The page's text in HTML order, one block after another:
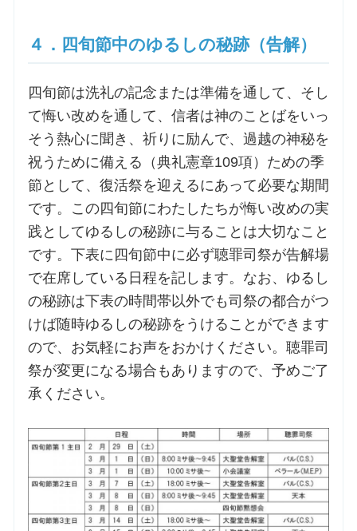
４．四旬節中のゆるしの秘跡（告解）
四旬節は洗礼の記念または準備を通して、そし
て悔い改めを通して、信者は神のことばをいっ
そう熱心に聞き、祈りに励んで、過越の神秘を
祝うために備える（典礼憲章109項）ための季
節として、復活祭を迎えるにあって必要な期間
です。この四旬節にわたしたちが悔い改めの実
践としてゆるしの秘跡に与ることは大切なこと
です。下表に四旬節中に必ず聴罪司祭が告解場
で在席している日程を記します。なお、ゆるし
の秘跡は下表の時間帯以外でも司祭の都合がつ
けば随時ゆるしの秘跡をうけることができます
ので、お気軽にお声をおかけください。聴罪司
祭が変更になる場合もありますので、予めご了
承ください。